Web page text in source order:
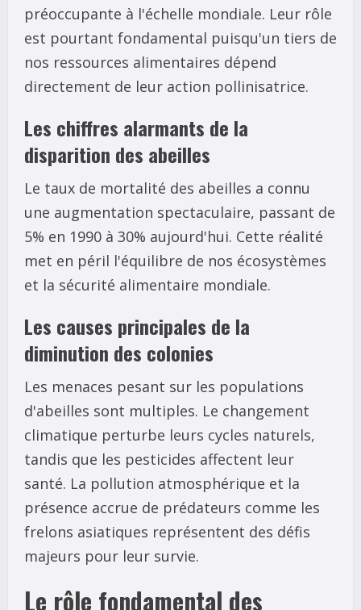
préoccupante à l'échelle mondiale. Leur rôle
est pourtant fondamental puisqu'un tiers de
nos ressources alimentaires dépend
directement de leur action pollinisatrice.
Les chiffres alarmants de la
disparition des abeilles
Le taux de mortalité des abeilles a connu
une augmentation spectaculaire, passant de
5% en 1990 à 30% aujourd'hui. Cette réalité
met en péril l'équilibre de nos écosystèmes
et la sécurité alimentaire mondiale.
Les causes principales de la
diminution des colonies
Les menaces pesant sur les populations
d'abeilles sont multiples. Le changement
climatique perturbe leurs cycles naturels,
tandis que les pesticides affectent leur
santé. La pollution atmosphérique et la
présence accrue de prédateurs comme les
frelons asiatiques représentent des défis
majeurs pour leur survie.
Le rôle fondamental des